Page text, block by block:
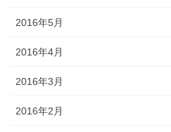
2016年5月
2016年4月
2016年3月
2016年2月